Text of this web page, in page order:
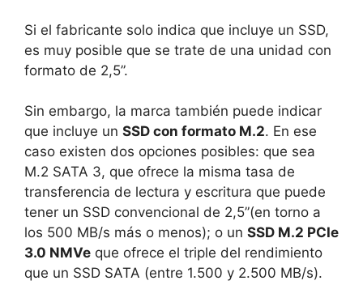
Si el fabricante solo indica que incluye un SSD,
es muy posible que se trate de una unidad con
formato de 2,5”.
Sin embargo, la marca también puede indicar
que incluye un SSD con formato M.2. En ese
caso existen dos opciones posibles: que sea
M.2 SATA 3, que ofrece la misma tasa de
transferencia de lectura y escritura que puede
tener un SSD convencional de 2,5”(en torno a
los 500 MB/s más o menos); o un SSD M.2 PCIe
3.0 NMVe que ofrece el triple del rendimiento
que un SSD SATA (entre 1.500 y 2.500 MB/s).